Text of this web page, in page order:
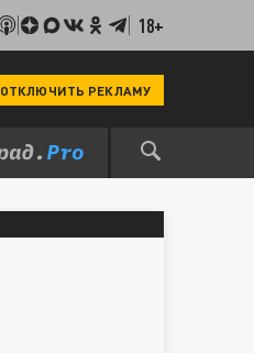
18+
ОТКЛЮЧИТЬ РЕКЛАМУ